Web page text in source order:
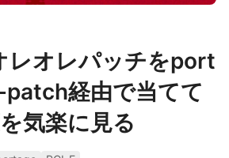
オレパッチをport
経由で当てて
気楽に見る